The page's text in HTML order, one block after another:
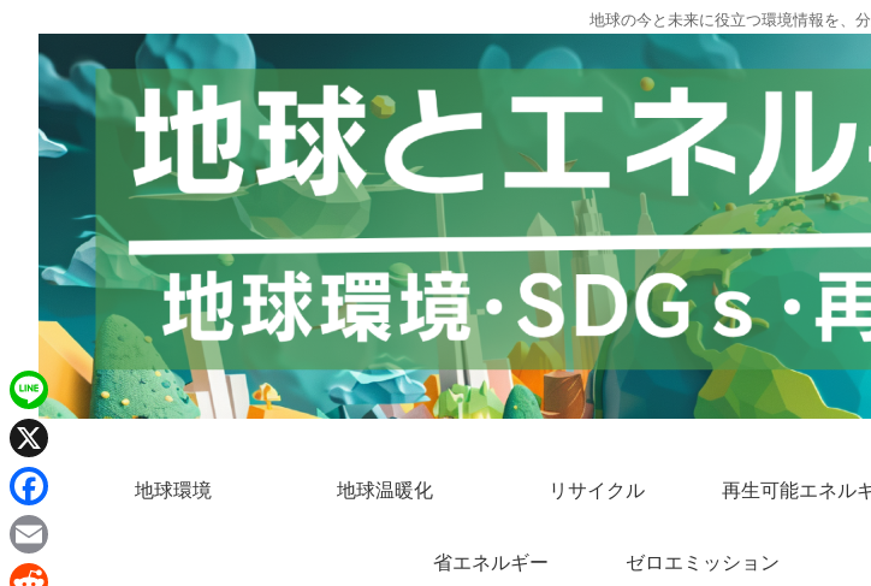
地球の今と未来に役立つ環境情報を、
地球環境 地球温暖化 リサイクル 再生可能エネル
省エネルギー ゼロエミッション
L
n
e
X
F
a
E